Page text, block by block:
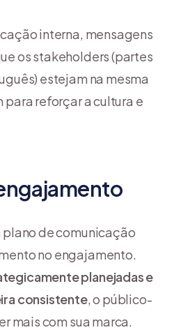
interna, mensagens
os stakeholders (partes
estejam na mesma
para reforçar a cultura e
de comunicação
no engajamento.
planejadas e
consistente, o público-
mais com sua marca.